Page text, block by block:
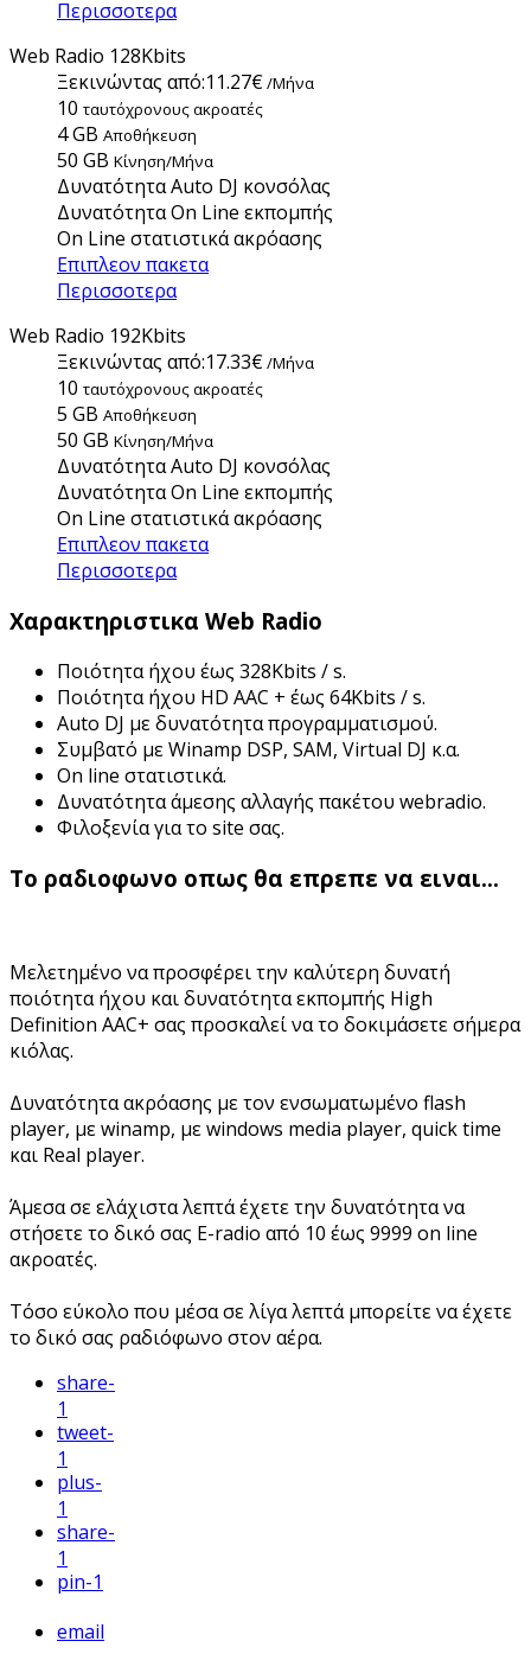
Περισσοτερα
Web Radio 128Kbits
Ξεκινώντας από:11.27€/Μήνα
10 ταυτόχρονους ακροατές
4 GB Aποθήκευση
50 GB Κίνηση/Μήνα
Δυνατότητα Auto DJ κονσόλας
Δυνατότητα On Line εκπομπής
On Line στατιστικά ακρόασης
Επιπλεον πακετα
Περισσοτερα
Web Radio 192Kbits
Ξεκινώντας από:17.33€/Μήνα
10 ταυτόχρονους ακροατές
5 GB Aποθήκευση
50 GB Κίνηση/Μήνα
Δυνατότητα Auto DJ κονσόλας
Δυνατότητα On Line εκπομπής
On Line στατιστικά ακρόασης
Επιπλεον πακετα
Περισσοτερα
Χαρακτηριστικα Web Radio
Ποιότητα ήχου έως 328Kbits / s.
Ποιότητα ήχου HD AAC + έως 64Kbits / s.
Auto DJ με δυνατότητα προγραμματισμού.
Συμβατό με Winamp DSP, SAM, Virtual DJ κ.α.
On line στατιστικά.
Δυνατότητα άμεσης αλλαγής πακέτου webradio.
Φιλοξενία για το site σας.
Το ραδιοφωνο οπως θα επρεπε να ειναι...
Μελετημένο να προσφέρει την καλύτερη δυνατή
ποιότητα ήχου και δυνατότητα εκπομπής High
Definition AAC+ σας προσκαλεί να το δοκιμάσετε σήμερα
κιόλας.
Δυνατότητα ακρόασης με τον ενσωματωμένο flash
player, με winamp, με windows media player, quick time
και Real player.
Άμεσα σε ελάχιστα λεπτά έχετε την δυνατότητα να
στήσετε το δικό σας E-radio από 10 έως 9999 on line
ακροατές.
Τόσο εύκολο που μέσα σε λίγα λεπτά μπορείτε να έχετε
το δικό σας ραδιόφωνο στον αέρα.
share-
1
tweet-
1
plus-
1
share-
1
pin-1
email